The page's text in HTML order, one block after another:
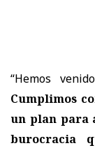
“Hemos
Cumplimos
un plan para
burocracia